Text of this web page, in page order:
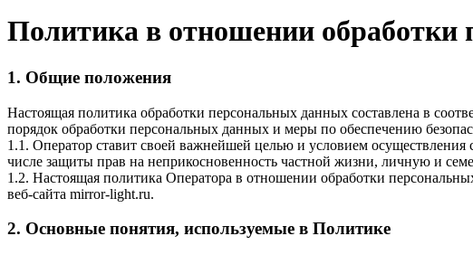
Политика в отношении обработки
1. Общие положения
Настоящая политика обработки персональных данных составлена в
порядок обработки персональных данных и меры по обеспечению
1.1. Оператор ставит своей важнейшей целью и условием
числе защиты прав на неприкосновенность частной жизни, личную и
1.2. Настоящая политика Оператора в отношении обработки
веб-сайта mirror-light.ru.
2. Основные понятия, используемые в Политике